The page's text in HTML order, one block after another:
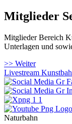
Mitglieder
Mitglieder Bereich
Unterlagen und
>> Weiter
Livestream
Naturbahn